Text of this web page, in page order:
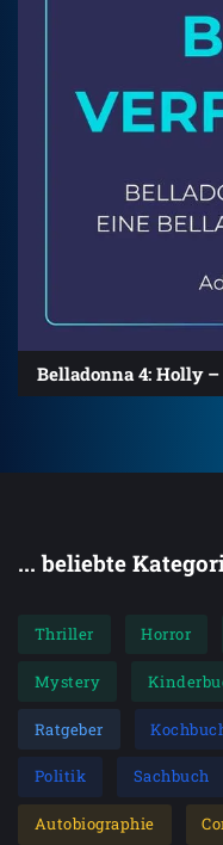
Belladonna 4: Holly
... beliebte
Thriller Horror
Mystery
Ratgeber
Politik Sachbuch
Autobiographie